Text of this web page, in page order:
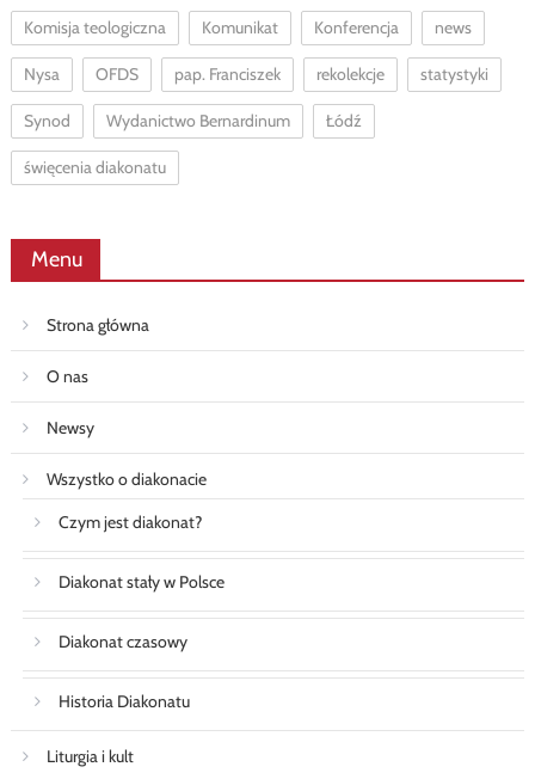
Komisja teologiczna Komunikat Konferencja news
Nysa OFDS pap. Franciszek rekolekcje statystyki
Synod Wydanictwo Bernardinum Łódź
święcenia diakonatu
Menu
Strona główna
O nas
Newsy
Wszystko o diakonacie
Czym jest diakonat?
Diakonat stały w Polsce
Diakonat czasowy
Historia Diakonatu
Liturgia i kult